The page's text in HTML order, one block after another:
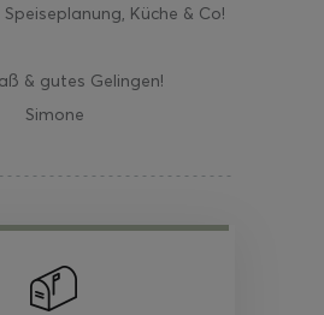
Küche & Co!
& gutes Gelingen!
Simone